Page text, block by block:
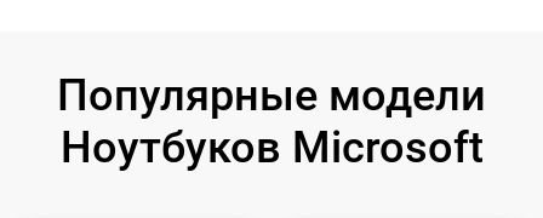
Популярные модели
Ноутбуков Microsoft